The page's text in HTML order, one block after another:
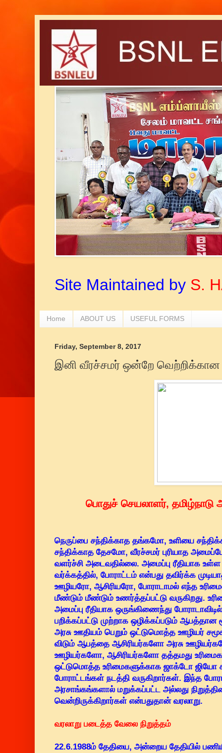
Site Maintained by S.
Home ABOUT US USEFUL FORMS
Friday, September 8, 2017
இனி வீரச்சமர் ஒன்றே வெற்றிக்கான
பொதுச் செயலாளர், தமிழ்நாடு
நெருப்பை சந்திக்காத தங்கமோ, உளியை
சந்திக்காத தேசமோ, வீரச்சமர் புரியாத
வளர்ச்சி அடைவதில்லை. அமைப்பு ரீதியாக உள்ள
வர்க்கத்தில், போராட்டம் என்பது தவிர்க்க
ஊழியரோ, ஆசிரியரோ, போராடாமல் எந்த
மீண்டும் மீண்டும் உணர்த்தப்பட்டு வருகிறது.
அமைப்பு ரீதியாக ஒருங்கிணைந்து
பறிக்கப்பட்டு முற்றாக ஒழிக்கப்படும் ஆபத்தான
அரசு ஊதியம் பெறும் ஒட்டுமொத்த ஊழியர்
விடும் ஆபத்தை ஆசிரியர்களோ அரசு
ஊழியர்களோ, ஆசிரியர்களோ தத்தமது
ஒட்டுமொத்த உரிமைகளுக்காக ஜாக்டோ ஜியோ
போராட்டங்கள் நடத்தி வருகிறார்கள். இந்த
அரசாங்கங்களால் மறுக்கப்பட்ட அல்லது
வென்றிருக்கிறார்கள் என்பதுதான் வரலாறு.
வரலாறு படைத்த வேலை நிறுத்தம்
22.6.1988ம் தேதியை, அன்றைய தேதியில்